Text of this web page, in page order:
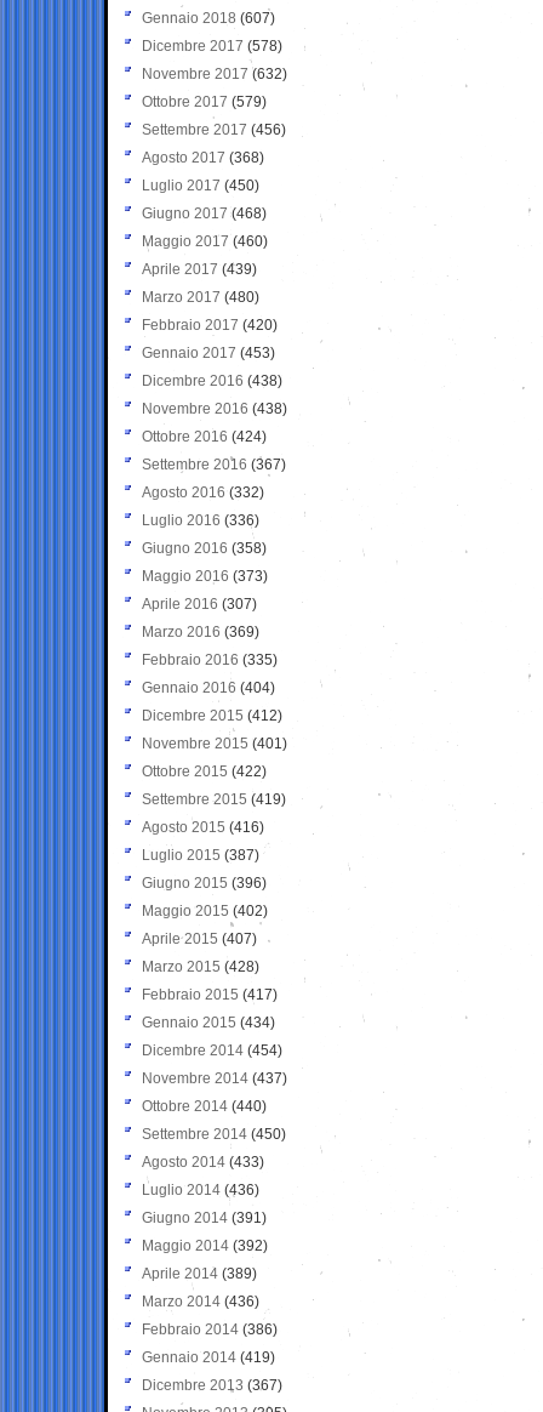
Gennaio 2018 (607)
Dicembre 2017 (578)
Novembre 2017 (632)
Ottobre 2017 (579)
Settembre 2017 (456)
Agosto 2017 (368)
Luglio 2017 (450)
Giugno 2017 (468)
Maggio 2017 (460)
Aprile 2017 (439)
Marzo 2017 (480)
Febbraio 2017 (420)
Gennaio 2017 (453)
Dicembre 2016 (438)
Novembre 2016 (438)
Ottobre 2016 (424)
Settembre 2016 (367)
Agosto 2016 (332)
Luglio 2016 (336)
Giugno 2016 (358)
Maggio 2016 (373)
Aprile 2016 (307)
Marzo 2016 (369)
Febbraio 2016 (335)
Gennaio 2016 (404)
Dicembre 2015 (412)
Novembre 2015 (401)
Ottobre 2015 (422)
Settembre 2015 (419)
Agosto 2015 (416)
Luglio 2015 (387)
Giugno 2015 (396)
Maggio 2015 (402)
Aprile 2015 (407)
Marzo 2015 (428)
Febbraio 2015 (417)
Gennaio 2015 (434)
Dicembre 2014 (454)
Novembre 2014 (437)
Ottobre 2014 (440)
Settembre 2014 (450)
Agosto 2014 (433)
Luglio 2014 (436)
Giugno 2014 (391)
Maggio 2014 (392)
Aprile 2014 (389)
Marzo 2014 (436)
Febbraio 2014 (386)
Gennaio 2014 (419)
Dicembre 2013 (367)